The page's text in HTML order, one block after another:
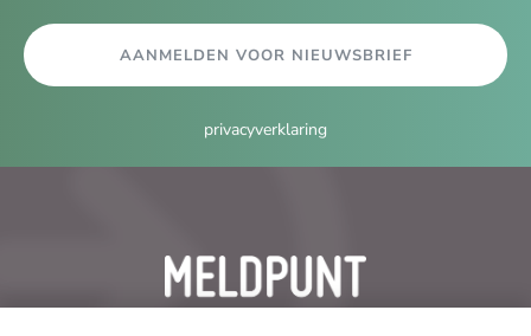
AANMELDEN VOOR NIEUWSBRIEF
privacyverklaring